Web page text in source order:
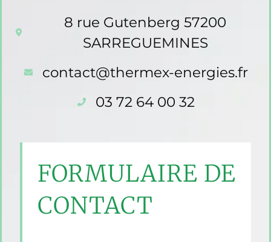
8 rue Gutenberg 57200
SARREGUEMINES
contact@thermex-energies.fr
03 72 64 00 32
FORMULAIRE DE
CONTACT